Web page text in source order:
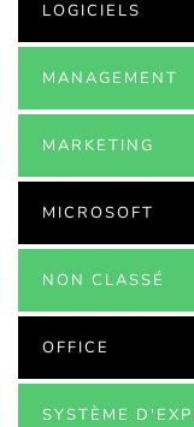
LOGICIELS
MANAGEMENT
MARKETING
MICROSOFT
NON CLASSÉ
OFFICE
SYSTÈME